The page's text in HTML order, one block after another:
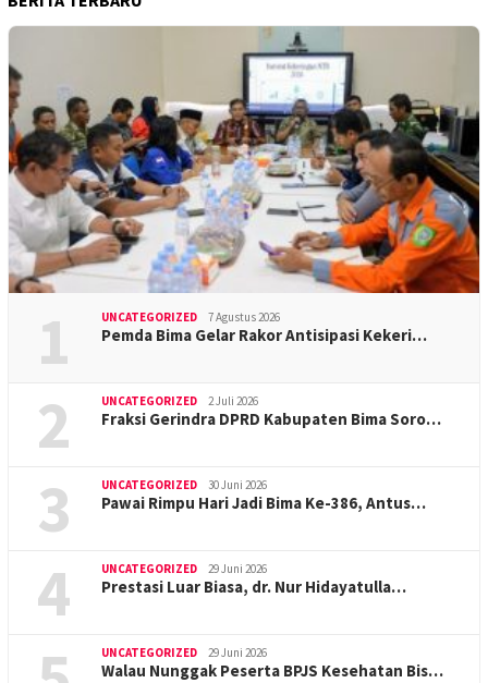
1 UNCATEGORIZED 7 Agustus 2026
Pemda Bima Gelar Rakor Antisipasi Kekeri…
2 UNCATEGORIZED 2 Juli 2026
Fraksi Gerindra DPRD Kabupaten Bima Soro…
3 UNCATEGORIZED 30 Juni 2026
Pawai Rimpu Hari Jadi Bima Ke-386, Antus…
4 UNCATEGORIZED 29 Juni 2026
Prestasi Luar Biasa, dr. Nur Hidayatulla…
UNCATEGORIZED 29 Juni 2026
Walau Nunggak Peserta BPJS Kesehatan Bis…